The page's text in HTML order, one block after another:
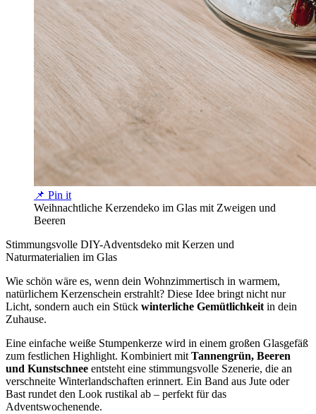
📌 Pin it
Weihnachtliche Kerzendeko im Glas mit Zweigen und
Beeren
Stimmungsvolle DIY-Adventsdeko mit Kerzen und
Naturmaterialien im Glas
Wie schön wäre es, wenn dein Wohnzimmertisch in warmem,
natürlichem Kerzenschein erstrahlt? Diese Idee bringt nicht nur
Licht, sondern auch ein Stück winterliche Gemütlichkeitin dein
Zuhause.
Eine einfache weiße Stumpenkerze wird in einem großen Glasgefäß
zum festlichen Highlight. Kombiniert mitTannengrün, Beeren
und Kunstschnee entsteht eine stimmungsvolle Szenerie, die an
verschneite Winterlandschaften erinnert. Ein Band aus Jute oder
Bast rundet den Look rustikal ab – perfekt für das
Adventswochenende.